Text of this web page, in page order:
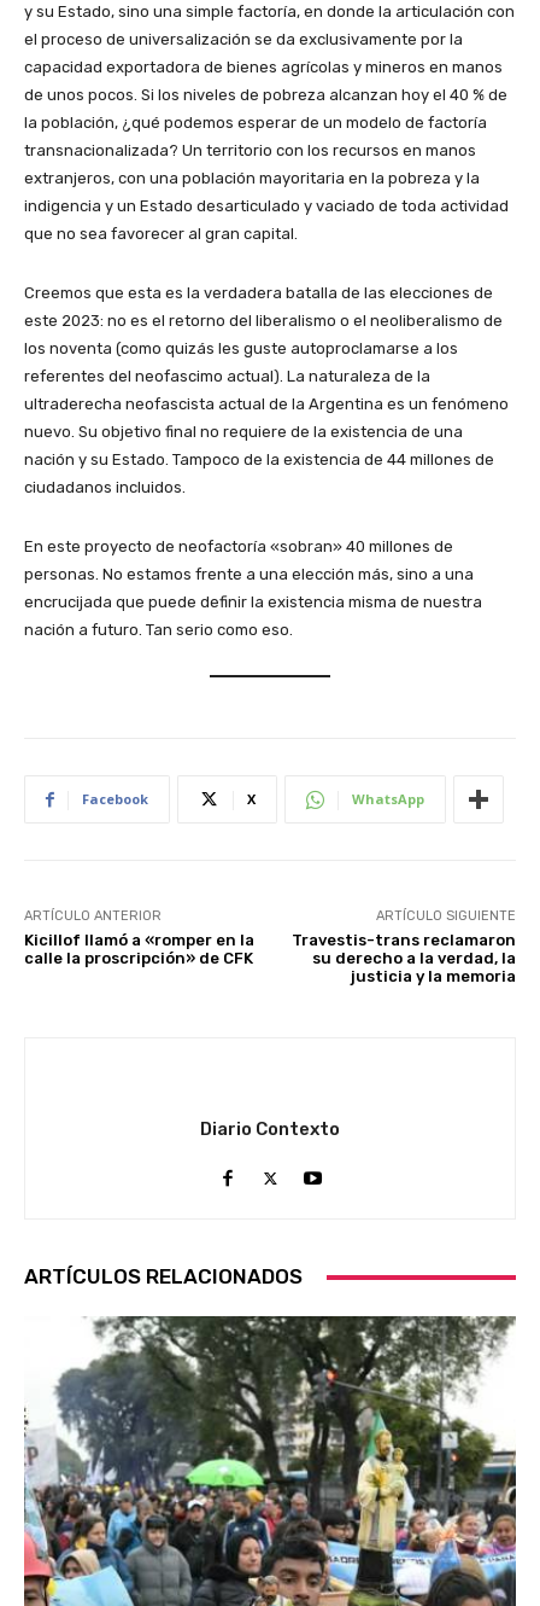
y su Estado, sino una simple factoría, en donde la articulación con
el proceso de universalización se da exclusivamente por la
capacidad exportadora de bienes agrícolas y mineros en manos
de unos pocos. Si los niveles de pobreza alcanzan hoy el 40 % de
la población, ¿qué podemos esperar de un modelo de factoría
transnacionalizada? Un territorio con los recursos en manos
extranjeros, con una población mayoritaria en la pobreza y la
indigencia y un Estado desarticulado y vaciado de toda actividad
que no sea favorecer al gran capital.
Creemos que esta es la verdadera batalla de las elecciones de
este 2023: no es el retorno del liberalismo o el neoliberalismo de
los noventa (como quizás les guste autoproclamarse a los
referentes del neofascimo actual). La naturaleza de la
ultraderecha neofascista actual de la Argentina es un fenómeno
nuevo. Su objetivo final no requiere de la existencia de una
nación y su Estado. Tampoco de la existencia de 44 millones de
ciudadanos incluidos.
En este proyecto de neofactoría «sobran» 40 millones de
personas. No estamos frente a una elección más, sino a una
encrucijada que puede definir la existencia misma de nuestra
nación a futuro. Tan serio como eso.
Facebook X WhatsApp
ARTÍCULO ANTERIOR
Kicillof llamó a «romper en la
calle la proscripción» de CFK
ARTÍCULO SIGUIENTE
Travestis-trans reclamaron
su derecho a la verdad, la
justicia y la memoria
Diario Contexto
ARTÍCULOS RELACIONADOS